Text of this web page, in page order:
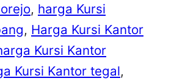
, harga Kursi
, Harga Kursi Kantor
Kursi Kantor
Kursi Kantor tegal